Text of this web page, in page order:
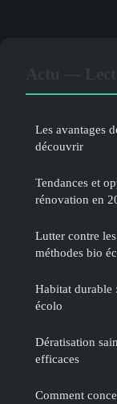
Les avantages
découvrir
Tendances et
rénovation en
Lutter contre
méthodes bio
Habitat durable
écolo
Dératisation
efficaces
Comment